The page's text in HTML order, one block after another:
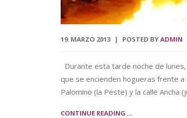
19. MARZO 2013 POSTED BYADMIN
Durante esta tarde noche de
que se encienden hogueras frente a
Palomino (la Peste) y la calle Ancha
CONTINUE READING ...